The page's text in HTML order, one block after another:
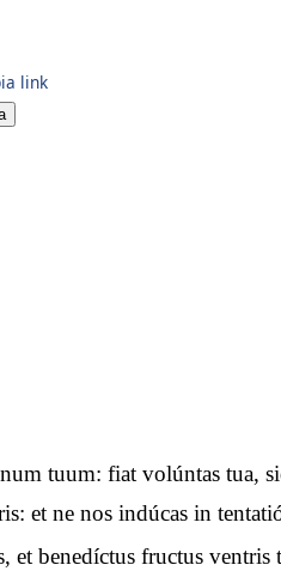
link
tuum: fiat volúntas
et ne nos indúcas in
benedíctus fructus